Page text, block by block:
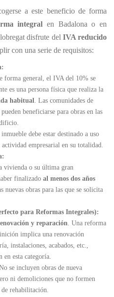
a este beneficio de forma
integral en Badalona o en
disfrute del IVA reducido
con una serie de requisitos:
forma general, el IVA del 10% se
es una persona física que realiza la
habitual. Las comunidades de
beneficiarse para obras en las
debe estar destinado a uso
empresarial en su totalidad.
vivienda o su última gran
finalizado al menos dos años
nuevas obras para las que se solicita
para Reformas Integrales):
y reparación. Una reforma
implica una renovación
instalaciones, acabados, etc.,
en esta categoría.
se incluyen obras de nueva
ni demoliciones que no formen
rehabilitación.